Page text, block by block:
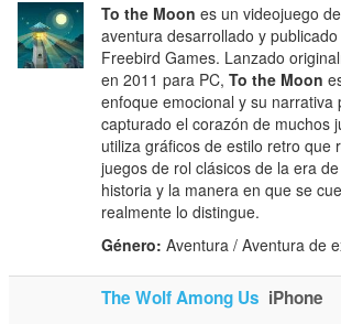
To the Moon es un videojuego
aventura desarrollado y
Freebird Games. Lanzado
en 2011 para PC,To the Moon
enfoque emocional y su narrativa
capturado el corazón de muchos
utiliza gráficos de estilo retro que
juegos de rol clásicos de la era
historia y la manera en que se
realmente lo distingue.
Género: Aventura / Aventura de
The Wolf Among Us iPhone